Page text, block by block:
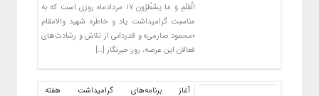
الْقَلَمِ وَ مَا یسْطُرُون ۱۷ مردادماه روزی است که به
مناسبت گرامیداشت یاد و خاطره شهید والامقام
«محمود صارمی» و قدردانی از تلاش و رشادت‌های
فعالان این عرصه، روز خبرنگار […]
آغاز برنامه‌های گرامیداشت هفته